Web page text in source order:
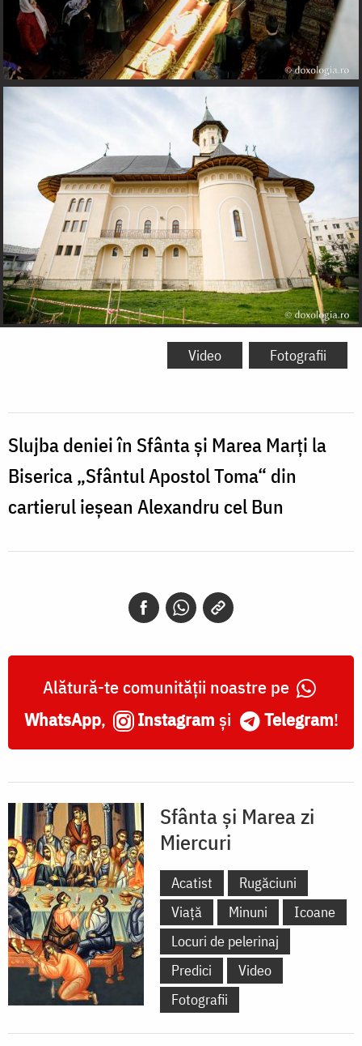
Video Fotografii
Slujba deniei în Sfânta și Marea Marți la
Biserica „Sfântul Apostol Toma“ din
cartierul ieşean Alexandru cel Bun
Alătură-te comunității noastre pe
WhatsApp, Instagram și Telegram!
Sfânta și Marea zi
Miercuri
Acatist
Rugăciuni
Viață
Minuni
Icoane
Locuri de pelerinaj
Predici
Video
Fotografii